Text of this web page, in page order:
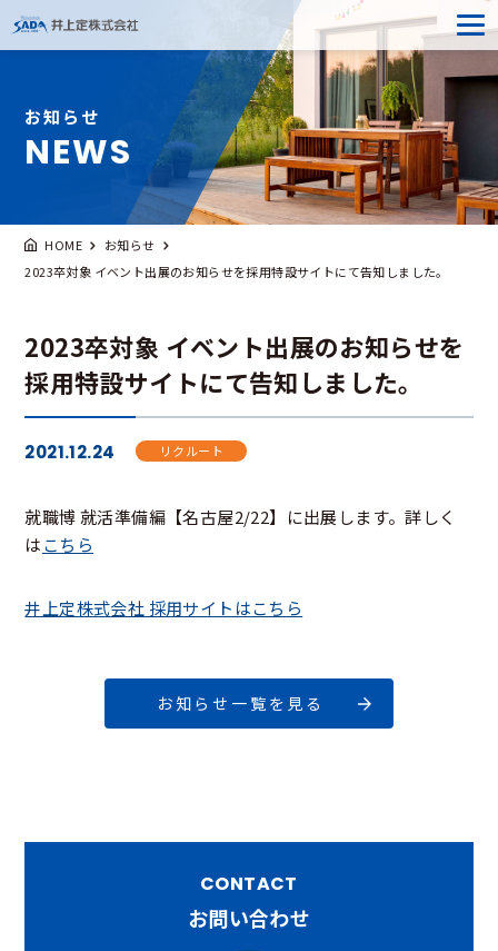
お知らせ
NEWS
HOME
お知らせ
2023卒対象 イベント出展のお知らせを採用特設サイトにて告知しました。
2023卒対象 イベント出展のお知らせを
採用特設サイトにて告知しました。
2021.12.24 リクルート
就職博 就活準備編【名古屋2/22】に出展します。詳しく
はこちら
井上定株式会社 採用サイトはこちら
お知らせ一覧を見る
CONTACT
お問い合わせ